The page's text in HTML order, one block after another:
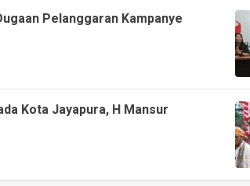
Pelanggaran Kampanye
Kota Jayapura, H Mansur